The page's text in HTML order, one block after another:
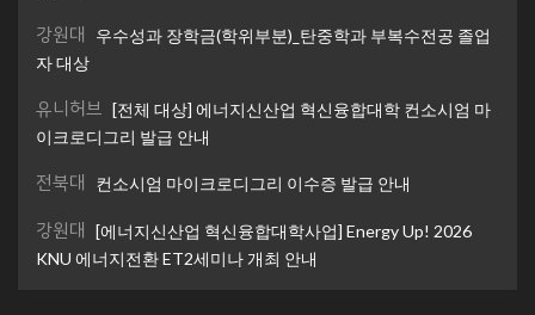
강원대
우수성과 장학금(학위부분)_탄중학과 부복수전공 졸업
자 대상
유니허브 [전체 대상] 에너지신산업 혁신융합대학 컨소시엄 마
이크로디그리 발급 안내
전북대 컨소시엄 마이크로디그리 이수증 발급 안내
강원대 [에너지신산업 혁신융합대학사업] Energy Up! 2026
KNU 에너지전환 ET2세미나 개최 안내